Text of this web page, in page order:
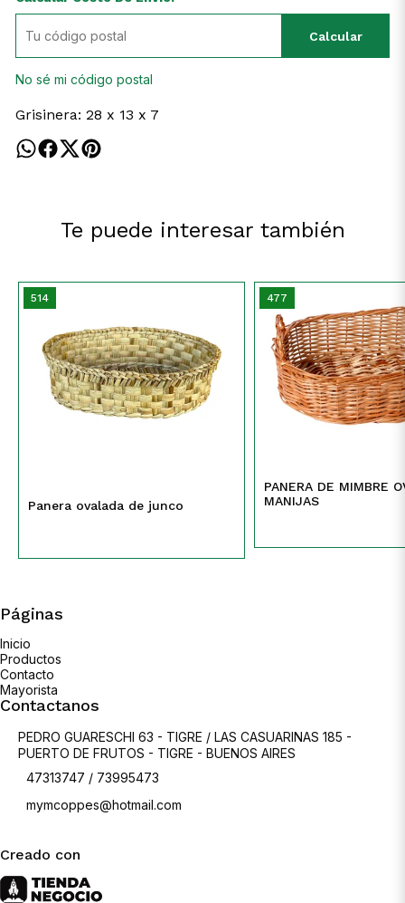
Calcular
No sé mi código postal
Grisinera: 28 x 13 x 7
Te puede interesar también
514
Panera ovalada de junco
477
PANERA DE MIMBRE
MANIJAS
Páginas
Inicio
Productos
Contacto
Mayorista
Contactanos
PEDRO GUARESCHI 63 - TIGRE / LAS CASUARINAS 185 -
PUERTO DE FRUTOS - TIGRE - BUENOS AIRES
47313747 / 73995473
mymcoppes@hotmail.com
Creado con